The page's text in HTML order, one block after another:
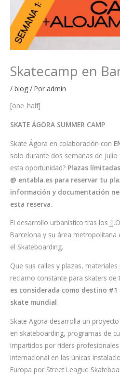
Skatecamp en
/blog / Por admin
[one_half]
SKATE ÁGORA SUMMER CAMP
Skate Ágora en colaboración con
solo durante dos semanas de julio
esta oportunidad? Plazas
@ entabla.es para reservar tu
información y documentación
esta reserva.
El desarrollo urbanístico tras los
Barcelona y su área metropolitana
el Skateboarding.
Que sus calles y plazas,
reclamo constante para skaters de
es considerada como destino
skate mundial
Skate Agora desarrolla un
en skateboarding, programas de
impartidos por riders
internacional en las únicas
Europa por Street League